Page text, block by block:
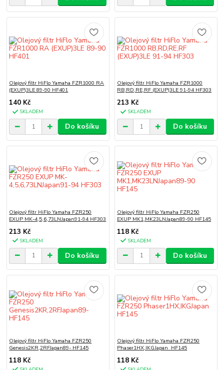
Olejový filtr HiFlo Yamaha FZR1000 RA
(EXUP)3LE 89-90 HF401
140 Kč
SKLADEM
Do košíku
Olejový filtr HiFlo Yamaha FZR1000
RB,RD,RE,RF (EXUP)3LE 91-94 HF303
213 Kč
SKLADEM
Do košíku
Olejový filtr HiFlo Yamaha FZR250
EXUP MK-4,5,6,73LNJapan91-94 HF303
213 Kč
SKLADEM
Do košíku
Olejový filtr HiFlo Yamaha FZR250
EXUP MK1,MK23LNJapan89-90 HF145
118 Kč
SKLADEM
Do košíku
Olejový filtr HiFlo Yamaha FZR250
Genesis2KR,2RFJapan89- HF145
118 Kč
Olejový filtr HiFlo Yamaha FZR250
Phaser1HX,IKGJapan HF145
118 Kč